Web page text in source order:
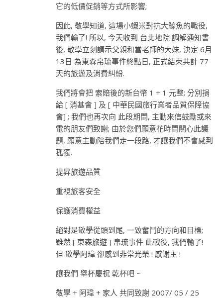
它的低價促銷等方式所影響;
因此, 敬學知道, 這場小蝦米對抗大鯨魚的戰役,
我們輸了! 所以, 今天收到 台北地院 調解通知書
後, 敬學立刻請示父親和當老師的大妹, 決定 6月
13日 為東森帛琉事件終點日, 正式結束共計 77
天的旅遊及消費糾紛.
我們將會把 索賠後的新台幣 1 + 1 元整; 分別捐
給 [ 消基會 ] 及 [ 中華民國旅行業者品質保障協
會] ; 我們也再次向 此段期間, 主動來信鼓勵或來
電的朋友們致謝; 由於您們願意花時間關心此議
題, 願意主動陪我們走一段路, 才讓我們不會感到
孤獨.
提昇旅遊品質
重視旅客安全
保護消費權益
絕對是敬學從頭到尾, 一致奮鬥的方向和目標;
雖然 [ 東森旅遊 ] 帛琉事件 此戰役, 我們輸了!
但 敬學阿瑋 卻感到非常光榮 ! 感謝主 !
讓我們 舉杯慶祝 乾杯吧 ~
敬學 + 阿瑋 + 家人 共同致謝 2007/ 05 / 25